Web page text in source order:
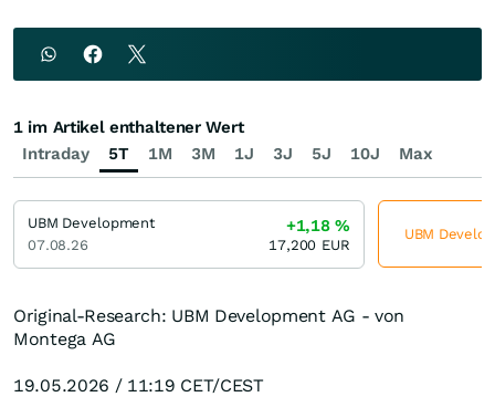
Original-Research: UBM Development AG - von
Montega AG
19.05.2026 / 11:19 CET/CEST
Intraday 5T 1M 3M 1J 3J 5J 10J Max
1 im Artikel enthaltener Wert
UBM Development
07.08.26
+1,18%
17,200 EUR
UBM